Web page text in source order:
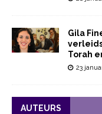
Gila
Torah
23
AUTEURS